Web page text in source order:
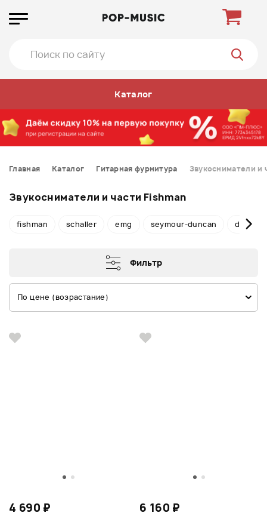
Каталог
Главная Каталог Гитарная фурнитура Звукосниматели и
Звукосниматели и части Fishman
fishman schaller emg seymour-duncan dean-
Фильтр
По цене (возрастание)
4 690 ₽ 6 160 ₽